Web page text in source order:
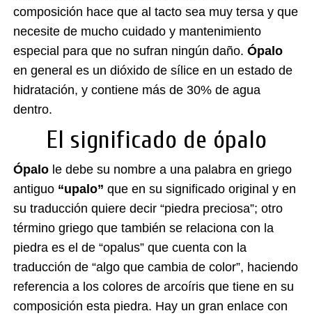
composición hace que al tacto sea muy tersa y que
necesite de mucho cuidado y mantenimiento
especial para que no sufran ningún daño. Ópalo
en general es un dióxido de sílice en un estado de
hidratación, y contiene más de 30% de agua
dentro.
El significado de ópalo
Ópalo le debe su nombre a una palabra en griego
antiguo “upalo” que en su significado original y en
su traducción quiere decir “piedra preciosa”; otro
término griego que también se relaciona con la
piedra es el de “opalus” que cuenta con la
traducción de “algo que cambia de color”, haciendo
referencia a los colores de arcoíris que tiene en su
composición esta piedra. Hay un gran enlace con